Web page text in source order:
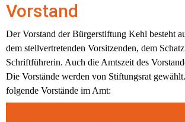
Vorstand
Der Vorstand der Bürgerstiftung Kehl besteht
dem stellvertretenden Vorsitzenden, dem
Schriftführerin. Auch die Amtszeit des
Die Vorstände werden von Stiftungsrat
folgende Vorstände im Amt: